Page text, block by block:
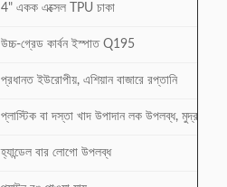
4" একক এক্সেল TPU চাকা
উচ্চ-গ্রেড কার্বন ইস্পাত Q195
প্রধানত ইউরোপীয়, এশিয়ান বাজারে রপ্তানি
প্লাস্টিক বা দস্তা খাদ উপাদান লক উপলব্ধ, মুদ্রা
হ্যান্ডেল বার লোগো উপলব্ধ